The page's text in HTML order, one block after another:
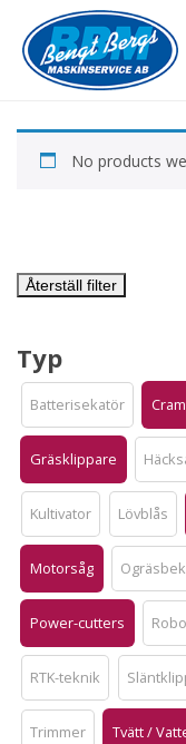
No products
Återställ filter
Typ
Batterisekatör
Gräsklippare
Kultivator Lövblås
Motorsåg
Power-cutters
RTK-teknik
Trimmer Tvätt /